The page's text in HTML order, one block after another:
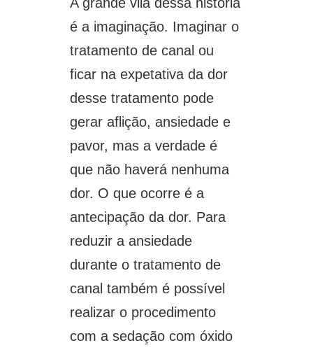
é a imaginação. Imaginar o
tratamento de canal ou
ficar na expetativa da dor
desse tratamento pode
gerar aflição, ansiedade e
pavor, mas a verdade é
que não haverá nenhuma
dor. O que ocorre é a
antecipação da dor. Para
reduzir a ansiedade
durante o tratamento de
canal também é possível
realizar o procedimento
com a sedação com óxido